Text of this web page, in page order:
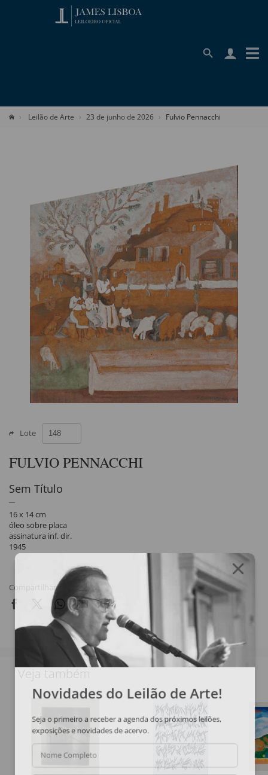
Leilão de Arte 23 de junho de 2026 Fulvio Pennacchi
Lote
FULVIO PENNACCHI
Sem Título
16 x 14 cm
óleo sobre placa
assinatura inf. dir.
1945
Compartilhar
Veja também
Novidades do Leilão de Arte!
Seja o primeiro a receber a agenda dos próximos leilões,
exposições e novidades de acervo.
Nome Completo